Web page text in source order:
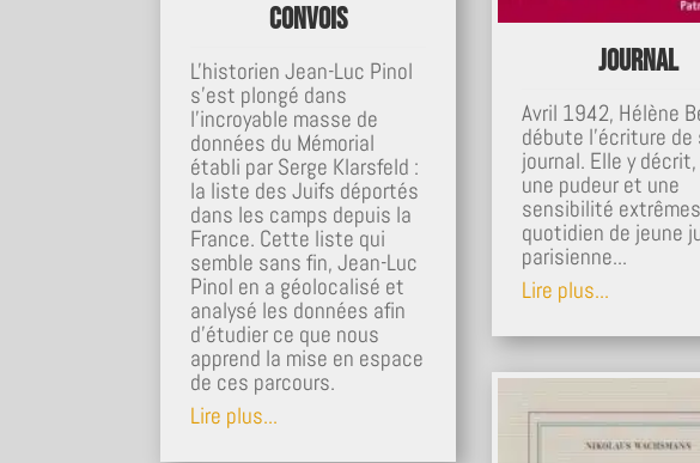
Convois
L'historien Jean-Luc Pinol
s'est plongé dans
l'incroyable masse de
données du Mémorial
établi par Serge Klarsfeld :
la liste des Juifs déportés
dans les camps depuis la
France. Cette liste qui
semble sans fin, Jean-Luc
Pinol en a géolocalisé et
analysé les données afin
d'étudier ce que nous
apprend la mise en espace
de ces parcours.
Lire plus...
Journal
Avril 1942, Hélène
débute l’écriture de
journal. Elle y
une pudeur et une
sensibilité
quotidien de jeune
parisienne...
Lire plus...